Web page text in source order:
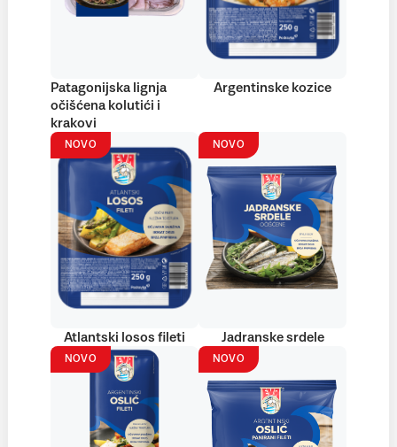
Patagonijska lignja
očišćena kolutići i
krakovi
Argentinske kozice
NOVO
Atlantski losos fileti
NOVO
Jadranske srdele
NOVO NOVO